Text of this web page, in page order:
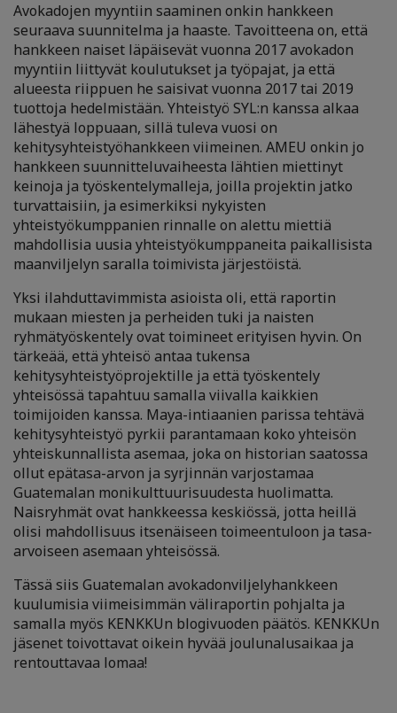
Avokadojen myyntiin saaminen onkin hankkeen
seuraava suunnitelma ja haaste. Tavoitteena on, että
hankkeen naiset läpäisevät vuonna 2017 avokadon
myyntiin liittyvät koulutukset ja työpajat, ja että
alueesta riippuen he saisivat vuonna 2017 tai 2019
tuottoja hedelmistään. Yhteistyö SYL:n kanssa alkaa
lähestyä loppuaan, sillä tuleva vuosi on
kehitysyhteistyöhankkeen viimeinen. AMEU onkin jo
hankkeen suunnitteluvaiheesta lähtien miettinyt
keinoja ja työskentelymalleja, joilla projektin jatko
turvattaisiin, ja esimerkiksi nykyisten
yhteistyökumppanien rinnalle on alettu miettiä
mahdollisia uusia yhteistyökumppaneita paikallisista
maanviljelyn saralla toimivista järjestöistä.
Yksi ilahduttavimmista asioista oli, että raportin
mukaan miesten ja perheiden tuki ja naisten
ryhmätyöskentely ovat toimineet erityisen hyvin. On
tärkeää, että yhteisö antaa tukensa
kehitysyhteistyöprojektille ja että työskentely
yhteisössä tapahtuu samalla viivalla kaikkien
toimijoiden kanssa. Maya-intiaanien parissa tehtävä
kehitysyhteistyö pyrkii parantamaan koko yhteisön
yhteiskunnallista asemaa, joka on historian saatossa
ollut epätasa-arvon ja syrjinnän varjostamaa
Guatemalan monikulttuurisuudesta huolimatta.
Naisryhmät ovat hankkeessa keskiössä, jotta heillä
olisi mahdollisuus itsenäiseen toimeentuloon ja tasa-
arvoiseen asemaan yhteisössä.
Tässä siis Guatemalan avokadonviljelyhankkeen
kuulumisia viimeisimmän väliraportin pohjalta ja
samalla myös KENKKUn blogivuoden päätös. KENKKUn
jäsenet toivottavat oikein hyvää joulunalusaikaa ja
rentouttavaa lomaa!